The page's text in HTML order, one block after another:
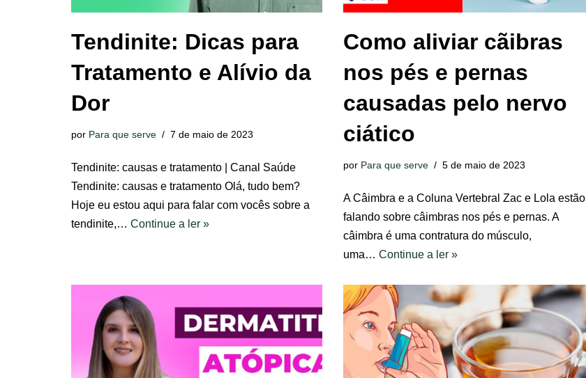
Tendinite: Dicas para
Tratamento e Alívio da
Dor
por Para que serve 7 de maio de 2023
Tendinite: causas e tratamento | Canal Saúde
Tendinite: causas e tratamento Olá, tudo bem?
Hoje eu estou aqui para falar com vocês sobre a
tendinite,… Continue a ler »
Como aliviar cãibras
nos pés e pernas
causadas pelo nervo
ciático
por Para que serve 5 de maio de 2023
A Câimbra e a Coluna Vertebral Zac e Lola estão
falando sobre câimbras nos pés e pernas. A
câimbra é uma contratura do músculo,
uma… Continue a ler »